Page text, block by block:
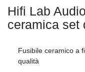
Hifi Lab
ceramica set
Fusibile ceramico a
qualità